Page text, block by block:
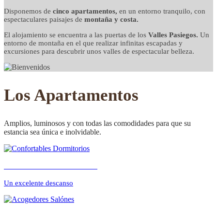
CONFORTABLE
ambientes cálidos y
relajados
Disponemos de cinco apartamentos, en un entorno tranquilo, con
espectaculares paisajes de montaña y costa.
El alojamiento se encuentra a las puertas de los Valles Pasiegos. Un
entorno de montaña en el que realizar infinitas escapadas y
excursiones para descubrir unos valles de espectacular belleza.
Los Apartamentos
Amplios, luminosos y con todas las comodidades para que su
estancia sea única e inolvidable.
Un excelente descanso